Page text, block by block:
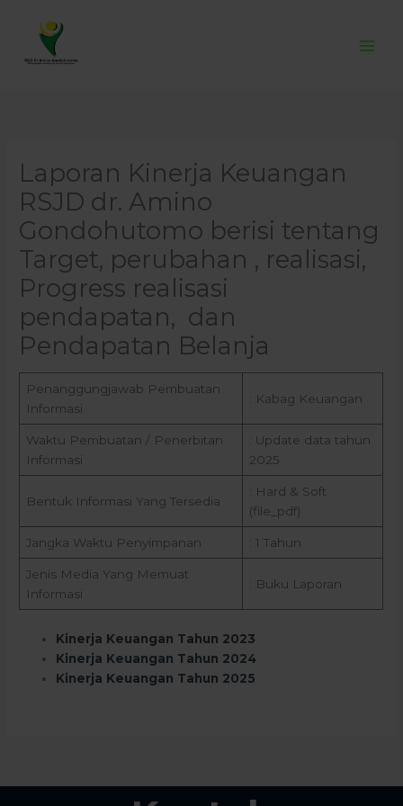
content
Laporan Kinerja Keuangan
RSJD dr. Amino
Gondohutomo berisi tentang
Target, perubahan , realisasi,
Progress realisasi
pendapatan, dan
Pendapatan Belanja
Penanggungjawab Pembuatan
Informasi
: Kabag Keuangan
Waktu Pembuatan / Penerbitan
Informasi
: Update data tahun
2025
Bentuk Informasi Yang Tersedia
: Hard & Soft
(file_pdf)
Jangka Waktu Penyimpanan : 1 Tahun
Jenis Media Yang Memuat
Informasi
: Buku Laporan
Kinerja Keuangan Tahun 2023
Kinerja Keuangan Tahun 2024
Kinerja Keuangan Tahun 2025